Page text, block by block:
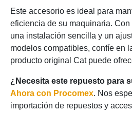
Este accesorio es ideal para
eficiencia de su maquinaria.
una instalación sencilla y un
modelos compatibles, confíe en
producto original Cat puede
¿Necesita este repuesto para
Ahora con Procomex. Nos
importación de repuestos y